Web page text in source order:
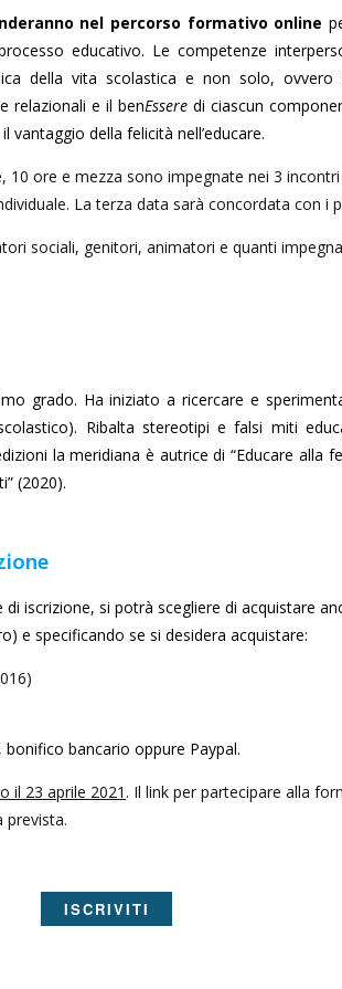
nel percorso formativo online
educativo. Le competenze
della vita scolastica e non solo, ovvero
relazionali e il benEssere di ciascun
vantaggio della felicità nell’educare.
10 ore e mezza sono impegnate nei 3
La terza data sarà concordata con i
sociali, genitori, animatori e quanti
grado. Ha iniziato a ricercare e
Ribalta stereotipi e falsi miti
la meridiana è autrice di “Educare alla
(2020).
di iscrizione, si potrà scegliere di acquistare
e specificando se si desidera acquistare:
bancario oppure Paypal.
il 23 aprile 2021 . Il link per partecipare alla
prevista.
ISCRIVITI